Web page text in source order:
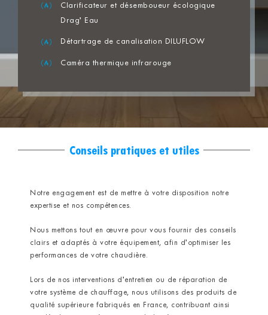
Clarificateur et désemboueur écologique
Drag’ Eau
Détartrage de canalisation DILUFLOW
Caméra thermique infrarouge
Conseils pratiques et utiles
Notre engagement est de mettre à votre disposition notre
expertise et nos compétences.
Nous mettons tout en œuvre pour vous fournir des conseils
clairs et adaptés à votre équipement, afin d’optimiser les
performances de votre chaudière.
Lors de nos interventions d’entretien ou de réparation de
votre système de chauffage, nous utilisons des produits de
qualité supérieure fabriqués en France, contribuant ainsi